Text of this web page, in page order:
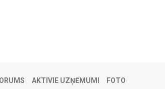
AKTĪVIE UZŅĒMUMI FOTO